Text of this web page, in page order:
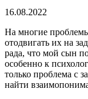
16.08.2022
На многие проблемы
отодвигать их на
рада, что мой сын
особенно к
только проблема с
найти